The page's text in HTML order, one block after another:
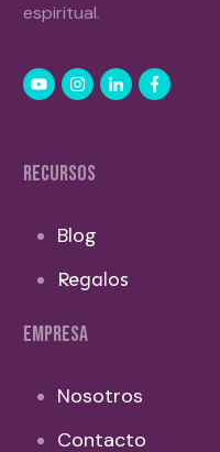
espiritual.
RECURSOS
Blog
Regalos
EMPRESA
Nosotros
Contacto